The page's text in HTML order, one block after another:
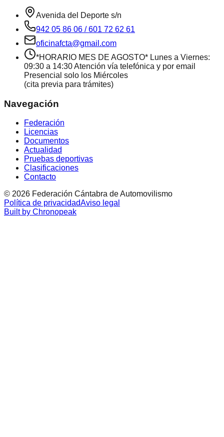
Avenida del Deporte s/n
942 05 86 06 / 601 72 62 61
oficinafcta@gmail.com
*HORARIO MES DE AGOSTO* Lunes a Viernes:
09:30 a 14:30 Atención vía telefónica y por email
Presencial solo los Miércoles
(cita previa para trámites)
Navegación
Federación
Licencias
Documentos
Actualidad
Pruebas deportivas
Clasificaciones
Contacto
© 2026 Federación Cántabra de Automovilismo
Política de privacidadAviso legal
Built by Chronopeak